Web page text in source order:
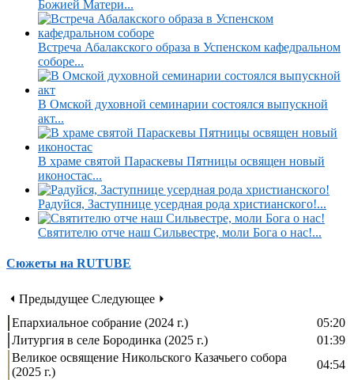
Божией Матери...
Встреча Абалакского образа в Успенском кафедральном
соборе...
В Омской духовной семинарии состоялся выпускной
акт...
В храме святой Параскевы Пятницы освящен новый
иконостас...
Радуйся, Заступнице усердная рода христианского!...
Святителю отче наш Сильвестре, моли Бога о нас!...
Сюжеты на RUTUBE
⏴ Предыдущее Следующее ⏵
Епархиальное собрание (2024 г.)
05:20
Литургия в селе Бородинка (2025 г.)
01:39
Великое освящение Никольского Казачьего собора
(2025 г.)
04:54